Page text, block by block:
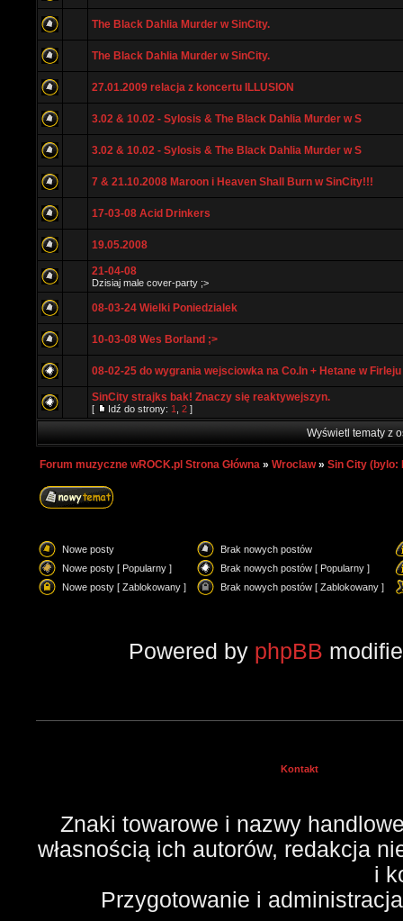
The Black Dahlia Murder w SinCity.
The Black Dahlia Murder w SinCity.
27.01.2009 relacja z koncertu ILLUSION
3.02 & 10.02 - Sylosis & The Black Dahlia Murder w S
3.02 & 10.02 - Sylosis & The Black Dahlia Murder w S
7 & 21.10.2008 Maroon i Heaven Shall Burn w SinCity!!!
17-03-08 Acid Drinkers
19.05.2008
21-04-08
Dzisiaj male cover-party ;>
08-03-24 Wielki Poniedzialek
10-03-08 Wes Borland ;>
08-02-25 do wygrania wejsciowka na Co.In + Hetane w Firleju
SinCity strajks bak! Znaczy się reaktywejszyn.
[ Idź do strony: 1 2 ]
Wyświetl tematy z
Forum muzyczne wROCK.pl Strona Główna » Wroclaw» Sin City (bylo:
Nowe posty
Brak nowych postów
Nowe posty [ Popularny ]
Brak nowych postów [ Popularny ]
Nowe posty [ Zablokowany ]
Brak nowych postów [ Zablokowany ]
Powered by phpBB
Kontakt
Znaki towarowe i nazwy
własnością ich autorów, redakcja
i
Przygotowanie i